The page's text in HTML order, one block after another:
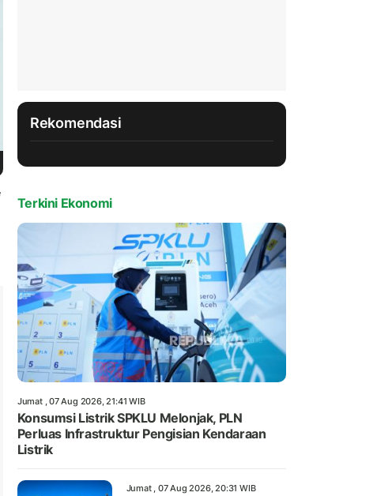
Rekomendasi
Terkini Ekonomi
Jumat , 07 Aug 2026, 21:41 WIB
Konsumsi Listrik SPKLU Melonjak, PLN
Perluas Infrastruktur Pengisian Kendaraan
Listrik
Jumat , 07 Aug 2026, 20:31 WIB